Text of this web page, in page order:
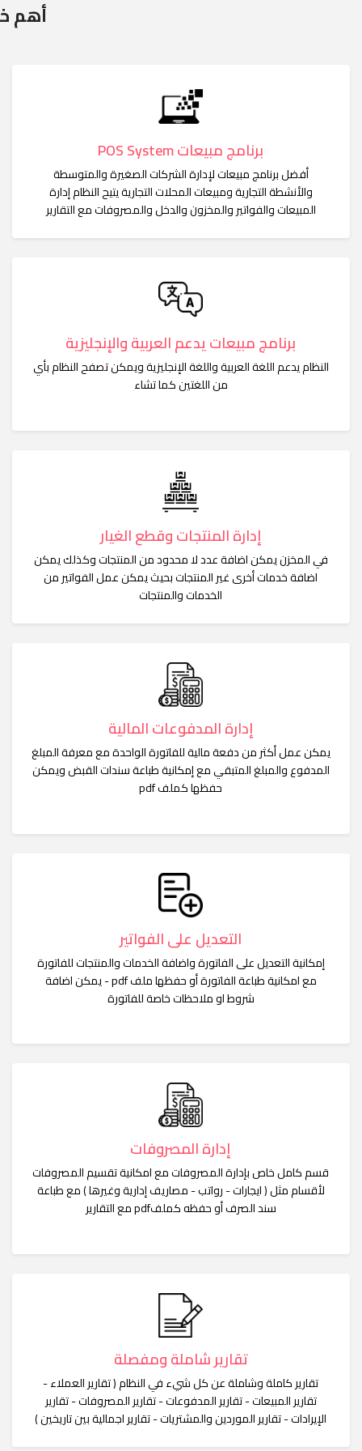
أهم
برنامج مبيعات POS System
أفضل برنامج مبيعات لإدارة الشركات الصغيرة والمتوسطة
والأنشطة التجارية ومبيعات المحلات التجارية يتيح النظام إدارة
المبيعات والفواتير والمخزون والدخل والمصروفات مع التقارير
برنامج مبيعات يدعم العربية والإنجليزية
النظام يدعم اللغة العربية واللغة الإنجليزية ويمكن تصفح النظام بأي
من اللغتين كما تشاء
إدارة المنتجات وقطع الغيار
في المخزن يمكن اضافة عدد لا محدود من المنتجات وكذلك يمكن
اضافة خدمات أخرى غير المنتجات بحيث يمكن عمل الفواتير من
الخدمات والمنتجات
إدارة المدفوعات المالية
يمكن عمل أكثر من دفعة مالية للفاتورة الواحدة مع معرفة المبلغ
المدفوع والمبلغ المتبقي مع إمكانية طباعة سندات القبض ويمكن
حفظها كملف pdf
التعديل على الفواتير
إمكانية التعديل على الفاتورة واضافة الخدمات والمنتجات للفاتورة
مع امكانية طباعة الفاتورة أو حفظها ملف pdf - يمكن اضافة
شروط او ملاحظات خاصة للفاتورة
إدارة المصروفات
قسم كامل خاص بإدارة المصروفات مع امكانية تقسيم المصروفات
لأقسام مثل ( ايجارات - رواتب - مصاريف إدارية وغيرها ) مع طباعة
سند الصرف أو حفظه كملفpdf مع التقارير
تقارير شاملة ومفصلة
تقارير كاملة وشاملة عن كل شيء في النظام ( تقارير العملاء -
تقارير المبيعات - تقارير المدفوعات - تقارير المصروفات - تقارير
الإيرادات - تقارير الموردين والمشتريات - تقارير اجمالية بين تاريخين )